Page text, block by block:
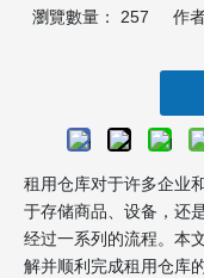
瀏覽數量： 257 作者
租用仓库对于许多企业
于存储商品、设备，还
经过一系列的流程。本
解并顺利完成租用仓库的